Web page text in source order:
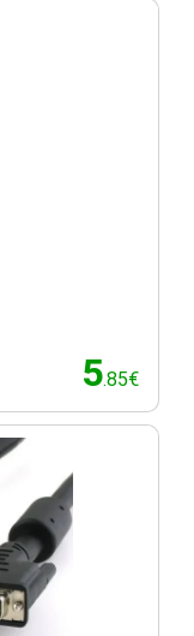
5.85€